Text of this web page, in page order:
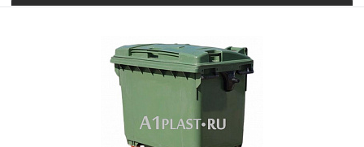
Под заказ